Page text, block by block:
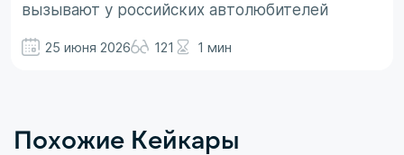
вызывают у российских автолюбителей
просто ассоциируются с вполне понятными
Здесь больше доминирует чувство безумного
25 июня 2026 121 1 мин
Похожие Кейкары